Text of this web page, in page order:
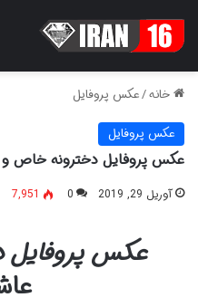
خانه/عکس پروفایل
عکس پروفایل
عکس پروفایل دخترونه خاص و
آوریل 29, 2019 0
7,951
عکس پروفایل